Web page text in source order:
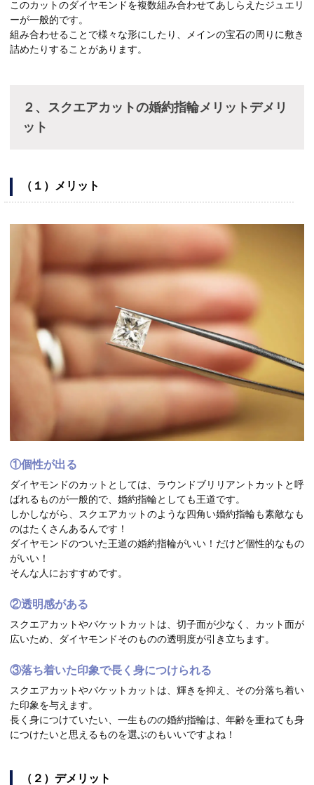
このカットのダイヤモンドを複数組み合わせてあしらえたジュエリ
ーが一般的です。
組み合わせることで様々な形にしたり、メインの宝石の周りに敷き
詰めたりすることがあります。
２、スクエアカットの婚約指輪メリットデメリ
ット
（１）メリット
①個性が出る
ダイヤモンドのカットとしては、ラウンドブリリアントカットと呼
ばれるものが一般的で、婚約指輪としても王道です。
しかしながら、スクエアカットのような四角い婚約指輪も素敵なも
のはたくさんあるんです！
ダイヤモンドのついた王道の婚約指輪がいい！だけど個性的なもの
がいい！
そんな人におすすめです。
②透明感がある
スクエアカットやバケットカットは、切子面が少なく、カット面が
広いため、ダイヤモンドそのものの透明度が引き立ちます。
③落ち着いた印象で長く身につけられる
スクエアカットやバケットカットは、輝きを抑え、その分落ち着い
た印象を与えます。
長く身につけていたい、一生ものの婚約指輪は、年齢を重ねても身
につけたいと思えるものを選ぶのもいいですよね！
（２）デメリット